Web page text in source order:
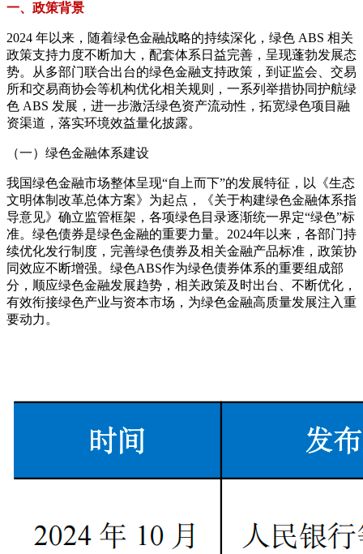
一、政策背景
2024 年以来，随着绿色金融战略的持续深化，绿色 ABS 相关
政策支持力度不断加大，配套体系日益完善，呈现蓬勃发展态
势。从多部门联合出台的绿色金融支持政策，到证监会、交易
所和交易商协会等机构优化相关规则，一系列举措协同护航绿
色 ABS 发展，进一步激活绿色资产流动性，拓宽绿色项目融
资渠道，落实环境效益量化披露。
（一）绿色金融体系建设
我国绿色金融市场整体呈现“自上而下”的发展特征，以《生态
文明体制改革总体方案》为起点，《关于构建绿色金融体系指
导意见》确立监管框架，各项绿色目录逐渐统一界定“绿色”标
准。绿色债券是绿色金融的重要力量。2024年以来，各部门持
续优化发行制度，完善绿色债券及相关金融产品标准，政策协
同效应不断增强。绿色ABS作为绿色债券体系的重要组成部
分，顺应绿色金融发展趋势，相关政策及时出台、不断优化，
有效衔接绿色产业与资本市场，为绿色金融高质量发展注入重
要动力。